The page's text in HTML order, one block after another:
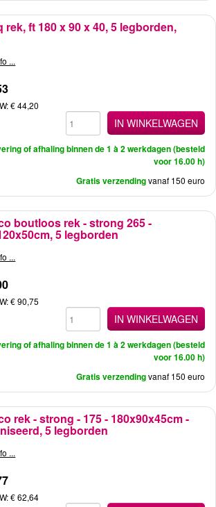
rek, ft 180 x 90 x 40, 5 legborden,
...
€ 44,20
IN WINKELWAGEN
of afhaling binnen de 1 à 2 werkdagen (besteld
voor 16.00 h)
Gratis verzendingvanaf 150 euro
boutloos rek - strong 265 -
5 legborden
...
€ 90,75
IN WINKELWAGEN
of afhaling binnen de 1 à 2 werkdagen (besteld
voor 16.00 h)
Gratis verzendingvanaf 150 euro
rek - strong - 175 - 180x90x45cm -
5 legborden
...
€ 62,64